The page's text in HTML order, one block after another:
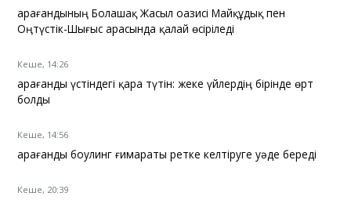
Қарағандының Болашақ Жасыл оазисі Майқұдық пен
Оңтүстік-Шығыс арасында қалай өсіріледі
Кеше, 14:26
Қарағанды үстіндегі қара түтін: жеке үйлердің бірінде өрт
болды
Кеше, 14:56
Қарағанды боулинг ғимараты ретке келтіруге уәде береді
Кеше, 20:39